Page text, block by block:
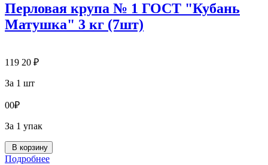
Перловая крупа № 1 ГОСТ "Кубань
Матушка" 3 кг (7шт)
119 20 ₽
За 1 шт
00₽
За 1 упак
В корзину
Подробнее